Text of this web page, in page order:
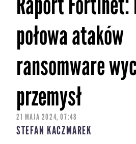
połowa ataków
ransomware
przemysł
21 MAJA 2024, 07:48
STEFAN KACZMAREK